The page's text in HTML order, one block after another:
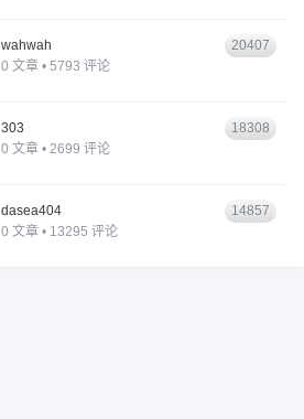
wahwah
0 文章 • 5793 评论
20407
303
0 文章 • 2699 评论
18308
dasea404
0 文章 • 13295 评论
14857